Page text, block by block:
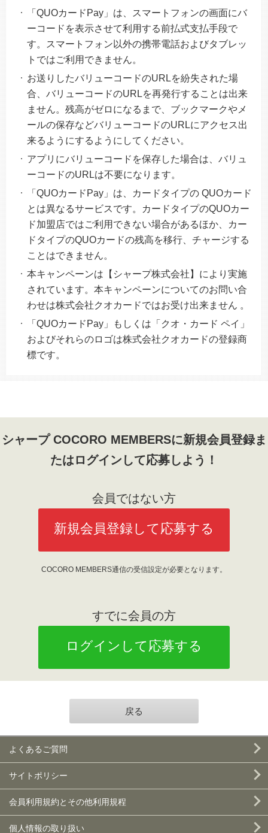
「QUOカードPay」は、スマートフォンの画面にバ
ーコードを表示させて利用する前払式支払手段で
す。スマートフォン以外の携帯電話およびタブレッ
トではご利用できません。
お送りしたバリューコードのURLを紛失された場
合、バリューコードのURLを再発行することは出来
ません。残高がゼロになるまで、ブックマークやメ
ールの保存などバリューコードのURLにアクセス出
来るようにするようにしてください。
アプリにバリューコードを保存した場合は、バリュ
ーコードのURLは不要になります。
「QUOカードPay」は、カードタイプの QUOカード
とは異なるサービスです。カードタイプのQUOカー
ド加盟店ではご利用できない場合があるほか、カー
ドタイプのQUOカードの残高を移行、チャージする
ことはできません。
本キャンペーンは【シャープ株式会社】により実施
されています。本キャンペーンについてのお問い合
わせは株式会社クオカードではお受け出来ません 。
「QUOカードPay」もしくは「クオ・カード ペイ」
およびそれらのロゴは株式会社クオカードの登録商
標です。
シャープ COCORO MEMBERSに新規会員登録ま
たはログインして応募しよう！
会員ではない方
新規会員登録して応募する
COCORO MEMBERS通信の受信設定が必要となります。
すでに会員の方
ログインして応募する
戻る
よくあるご質問
サイトポリシー
会員利用規約とその他利用規程
個人情報の取り扱い